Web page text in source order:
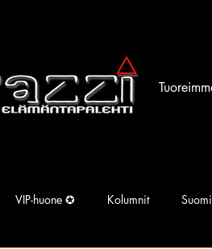
VIP-huone ✪ Kolumnit